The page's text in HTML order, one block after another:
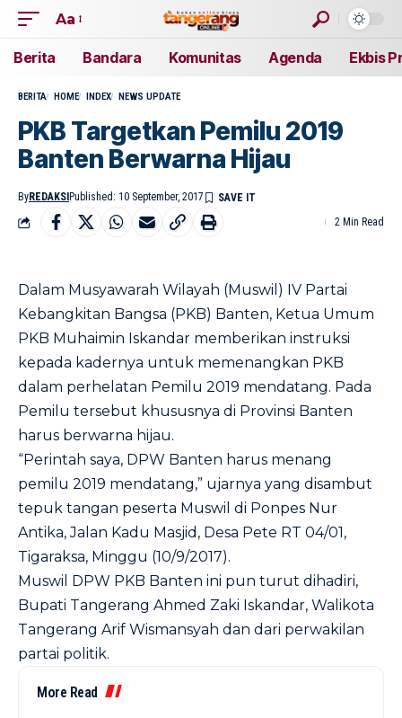
Aa
Berita Bandara Komunitas Agenda Ekbis
BERITA HOME INDEX NEWS UPDATE
PKB Targetkan Pemilu 2019
Banten Berwarna Hijau
ByREDAKSI Published: 10 September, 2017
2 Min Read
Dalam Musyawarah Wilayah (Muswil) IV Partai
Kebangkitan Bangsa (PKB) Banten, Ketua Umum
PKB Muhaimin Iskandar memberikan instruksi
kepada kadernya untuk memenangkan PKB
dalam perhelatan Pemilu 2019 mendatang. Pada
Pemilu tersebut khususnya di Provinsi Banten
harus berwarna hijau.
“Perintah saya, DPW Banten harus menang
pemilu 2019 mendatang,” ujarnya yang disambut
tepuk tangan peserta Muswil di Ponpes Nur
Antika, Jalan Kadu Masjid, Desa Pete RT 04/01,
Tigaraksa, Minggu (10/9/2017).
Muswil DPW PKB Banten ini pun turut dihadiri,
Bupati Tangerang Ahmed Zaki Iskandar, Walikota
Tangerang Arif Wismansyah dan dari perwakilan
partai politik.
More Read